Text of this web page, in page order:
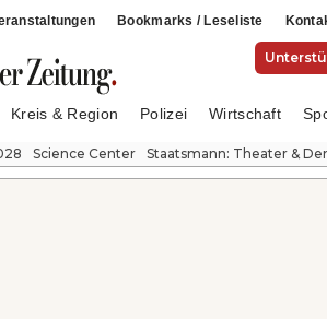
Bookmarks / Leseliste
Kreis & Region Polizei Wirtschaft
Science Center Staatsmann: Theater &